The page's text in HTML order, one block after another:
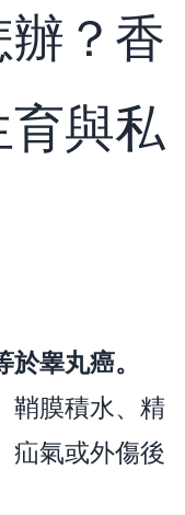
？香
與私
睾丸癌。
鞘膜積水、精
疝氣或外傷後